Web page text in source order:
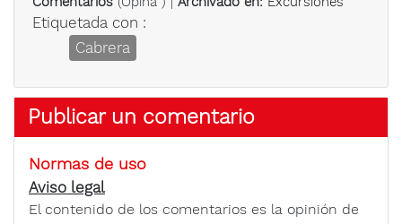
Etiquetada con :
Cabrera
Publicar un comentario
Normas de uso
Aviso legal
El contenido de los comentarios es la opinión de